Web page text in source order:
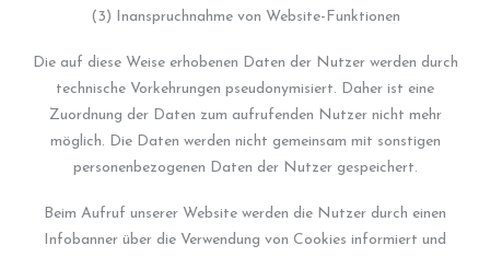
(3) Inanspruchnahme von Website-Funktionen
Die auf diese Weise erhobenen Daten der Nutzer werden durch
technische Vorkehrungen pseudonymisiert. Daher ist eine
Zuordnung der Daten zum aufrufenden Nutzer nicht mehr
möglich. Die Daten werden nicht gemeinsam mit sonstigen
personenbezogenen Daten der Nutzer gespeichert.
Beim Aufruf unserer Website werden die Nutzer durch einen
Infobanner über die Verwendung von Cookies informiert und